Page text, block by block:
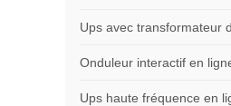
Ups avec transformateur
Onduleur interactif en
Ups haute fréquence en